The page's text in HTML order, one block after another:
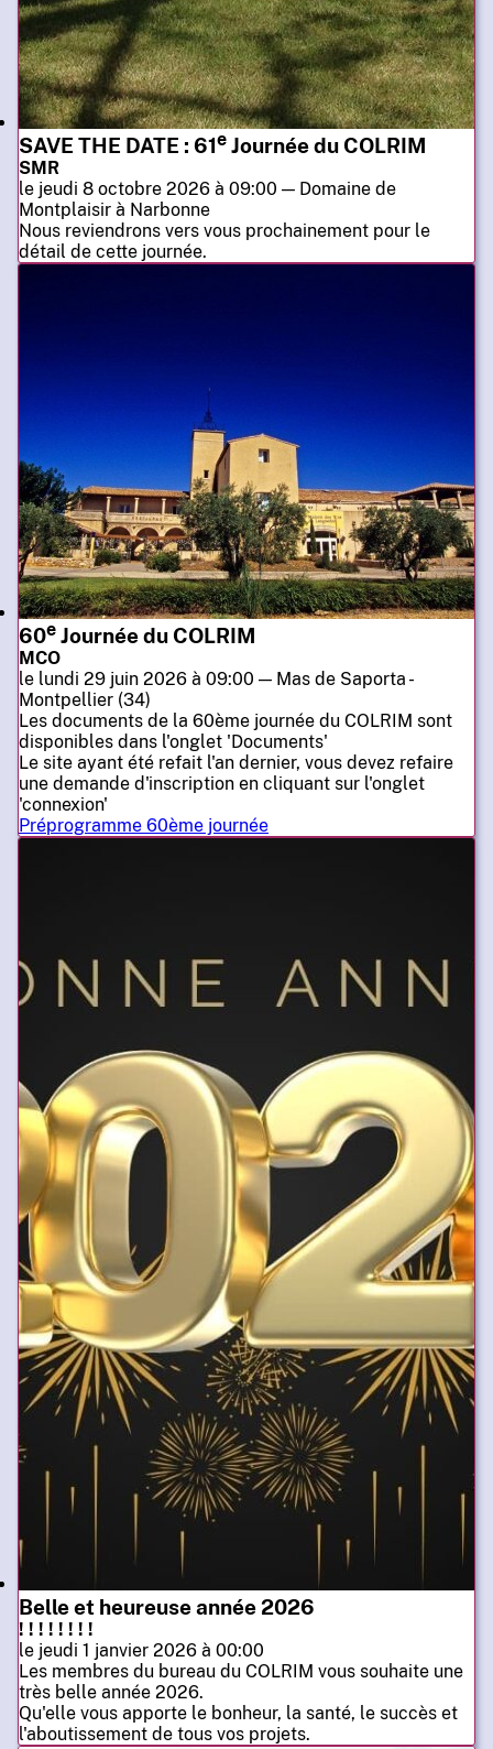
SAVE THE DATE : 61e Journée du COLRIM
SMR
le jeudi 8 octobre 2026 à 09:00 — Domaine de
Montplaisir à Narbonne
Nous reviendrons vers vous prochainement pour le
détail de cette journée.
60e Journée du COLRIM
MCO
le lundi 29 juin 2026 à 09:00 — Mas de Saporta -
Montpellier (34)
Les documents de la 60ème journée du COLRIM sont
disponibles dans l'onglet 'Documents'
Le site ayant été refait l'an dernier, vous devez refaire
une demande d'inscription en cliquant sur l'onglet
'connexion'
Préprogramme 60ème journée
Belle et heureuse année 2026
! ! ! ! ! ! ! !
le jeudi 1 janvier 2026 à 00:00
Les membres du bureau du COLRIM vous souhaite une
très belle année 2026.
Qu'elle vous apporte le bonheur, la santé, le succès et
l'aboutissement de tous vos projets.